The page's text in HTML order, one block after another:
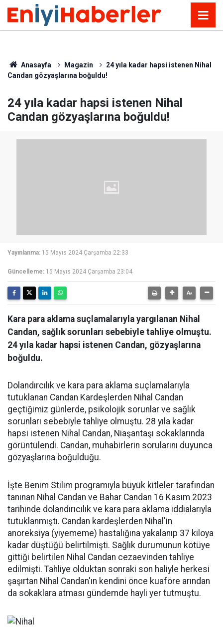
Anasayfa Magazin
24 yıla kadar hapsi istenen Nihal
Candan gözyaşlarına boğuldu!
24 yıla kadar hapsi istenen Nihal
Candan gözyaşlarına boğuldu!
Yayınlanma: 15 Mayıs 2024 Çarşamba 22:33
Güncelleme: 15 Mayıs 2024 Çarşamba 23:04
Kara para aklama suçlamalarıyla yargılanan Nihal
Candan, sağlık sorunları sebebiyle tahliye olmuştu.
24 yıla kadar hapsi istenen Candan, gözyaşlarına
boğuldu.
Dolandırcılık ve kara para aklama suçlamalarıyla
tutuklanan Candan Kardeşlerden Nihal Candan
geçtiğimiz günlerde, psikolojik sorunlar ve sağlık
sorunları sebebiyle tahliye olmuştu. 28 yıla kadar
hapsi istenen Nihal Candan, Niaşantaşı sokaklarında
görüntülendi. Candan, muhabirlerin sorularını duyunca
gözyaşlarına boğulduğu.
İşte Benim Stilim programıyla büyük kitleler tarafından
tanınan Nihal Candan ve Bahar Candan 16 Kasım 2023
tarihinde dolandırıcılık ve kara para aklama iddialarıyla
tutuklanmıştı. Candan kardeşlerden Nihal'in
anoreksiya (yiyememe) hastalığına yakalanıp 37 kiloya
kadar düştüğü belirtilmişti. Sağlık durumunun kötüye
gittiği belirtilen Nihal Candan cezaevinden tahliye
edilmişti. Tahliye olduktan sonraki son haliyle herkesi
şaşırtan Nihal Candan'ın kendini önce kuaföre arından
da sokaklara atması gündemde hayli yer tutmuştu.